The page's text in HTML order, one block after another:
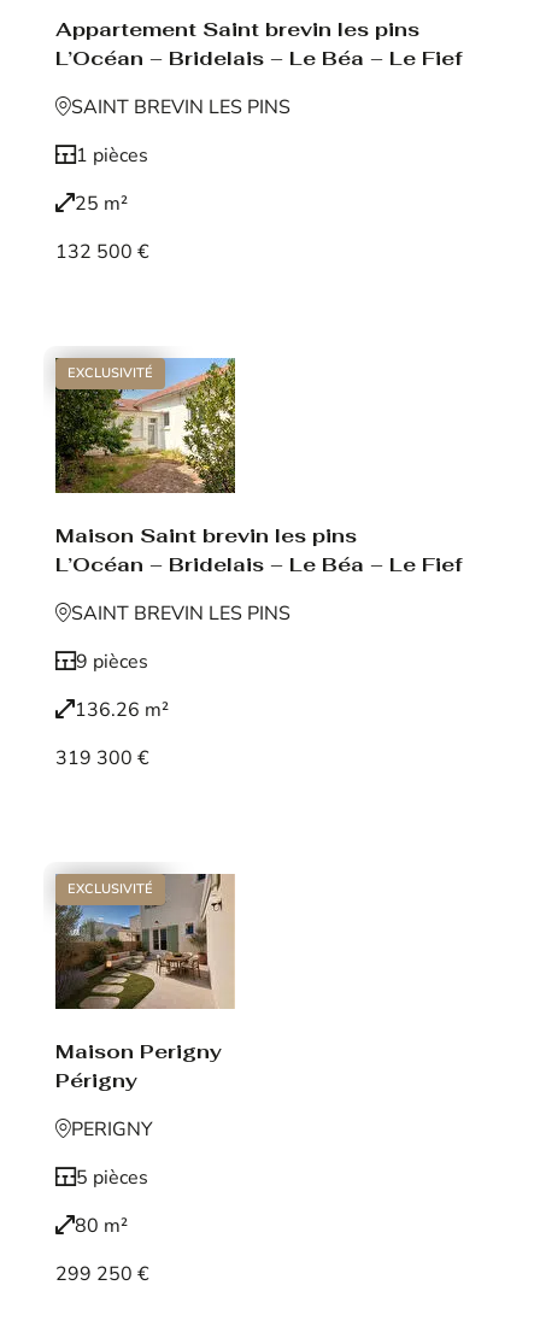
Appartement Saint brevin les pins
L’Océan – Bridelais – Le Béa – Le Fief
SAINT BREVIN LES PINS
1 pièces
25 m²
132 500 €
EXCLUSIVITÉ
Maison Saint brevin les pins
L’Océan – Bridelais – Le Béa – Le Fief
SAINT BREVIN LES PINS
9 pièces
136.26 m²
319 300 €
EXCLUSIVITÉ
Maison Perigny
Périgny
PERIGNY
5 pièces
80 m²
299 250 €